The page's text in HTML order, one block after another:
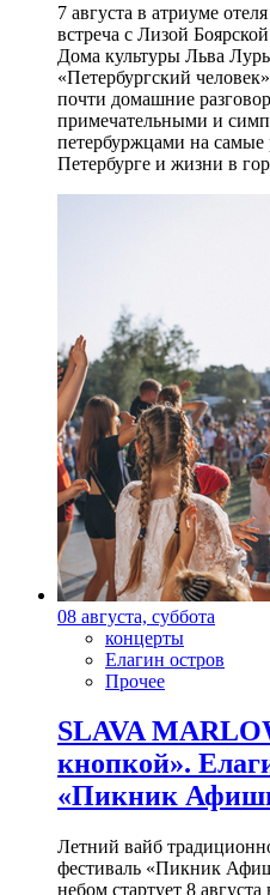
7 августа в атриуме
встреча с Лизой
Дома культуры Льва
«Петербургский
почти домашние
примечательными и
петербуржцами на
Петербурге и жизни в
08 августа, суббота
концерты
Елагин остров
Прочее
SLAVA
кнопкой».
«Пикник
Летний вайб
фестиваль «Пикник
небом стартует 8